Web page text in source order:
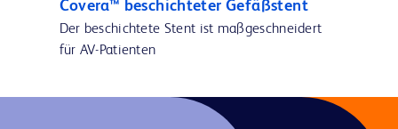
Covera™ beschichteter Gefäßstent
Der beschichtete Stent ist maßgeschneidert
für AV-Patienten